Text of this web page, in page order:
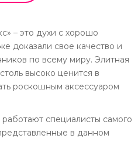
– это духи с хорошо
доказали свое качество и
по всему миру. Элитная
высоко ценится в
роскошным аксессуаром
специалисты самого
в данном